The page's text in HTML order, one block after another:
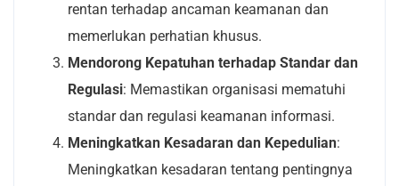
rentan terhadap ancaman keamanan dan
memerlukan perhatian khusus.
Mendorong Kepatuhan terhadap Standar dan
Regulasi: Memastikan organisasi mematuhi
standar dan regulasi keamanan informasi.
Meningkatkan Kesadaran dan Kepedulian:
Meningkatkan kesadaran tentang pentingnya